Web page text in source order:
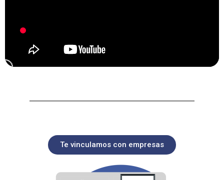
Te vinculamos con empresas